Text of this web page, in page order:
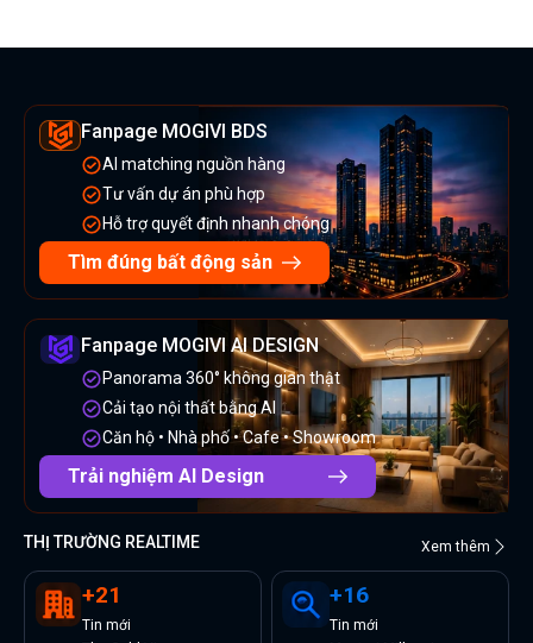
Fanpage MOGIVI BDS
AI matching nguồn hàng
Tư vấn dự án phù hợp
Hỗ trợ quyết định nhanh chóng
Tìm đúng bất động sản
Fanpage MOGIVI AI DESIGN
Panorama 360° không gian thật
Cải tạo nội thất bằng AI
Căn hộ • Nhà phố • Cafe • Showroom
Trải nghiệm AI Design
THỊ TRƯỜNG REALTIME Xem thêm
+21
Tin mới
+16
Tin mới